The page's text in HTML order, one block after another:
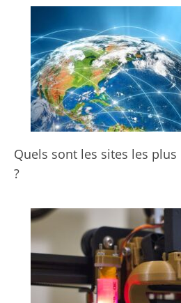
Quels sont les sites les
?